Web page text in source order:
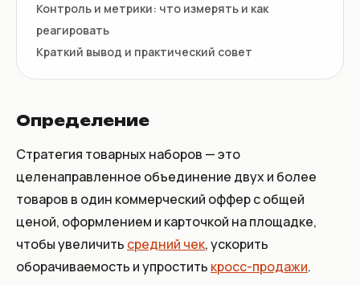
Контроль и метрики: что измерять и как
реагировать
Краткий вывод и практический совет
Определение
Стратегия товарных наборов — это
целенаправленное объединение двух и более
товаров в один коммерческий оффер с общей
ценой, оформлением и карточкой на площадке,
чтобы увеличить средний чек, ускорить
оборачиваемость и упростить кросс-продажи.